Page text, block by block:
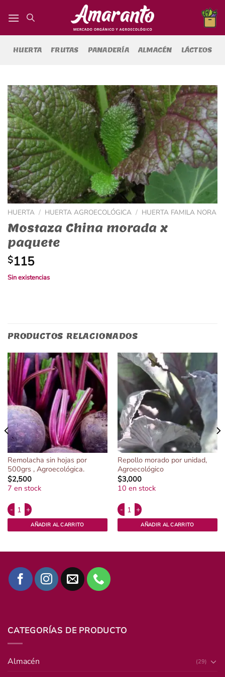
HUERTA FRUTAS PANADERÍA ALMACÉN LÁCTEOS
HUERTA / HUERTA AGROECOLÓGICA / HUERTA FAMILA NORA
Mostaza China morada x
paquete
$115
Sin existencias
PRODUCTOS RELACIONADOS
Remolacha sin hojas por
500grs , Agroecológica.
$2,500
7 en stock
Remolacha sin hojas por 500grs , Agroecológica. cantidad
AÑADIR AL CARRITO
Repollo morado por unidad,
Agroecológico
$3,000
10 en stock
Repollo morado por unidad,
AÑADIR AL CARRITO
cantidad
CATEGORÍAS DE PRODUCTO
Almacén (29)